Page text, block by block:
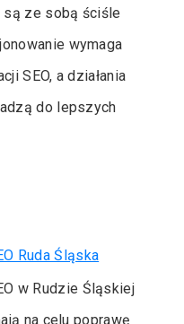
ze sobą ściśle
wymaga
SEO, a działania
do lepszych
Ruda Śląska
w Rudzie Śląskiej
na celu poprawę